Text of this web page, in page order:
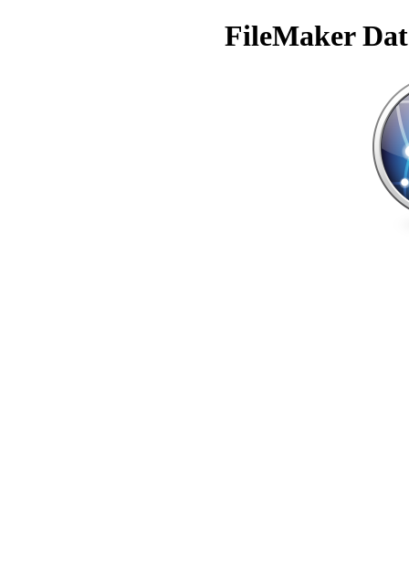
FileMaker